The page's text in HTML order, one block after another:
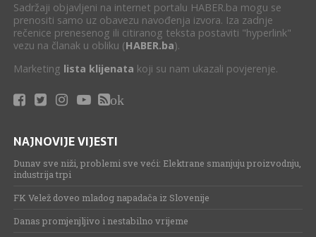
Sadržaji objavljeni na internet portalu HABER.ba mogu se
prenositi samo uz obavezu navođenja izvora. Iza zadnje
rečenice prenesenog ili citiranog teksta postaviti "hyperlink"
vezu na članak u obliku (HABER.ba).
Marketing lista klijenata koji su nam ukazali povjerenje.
ok
NAJNOVIJE VIJESTI
Dunav sve niži, problemi sve veći: Elektrane smanjuju proizvodnju,
industrija trpi
FK Velež doveo mladog napadača iz Slovenije
Danas promjenjljivo i nestabilno vrijeme